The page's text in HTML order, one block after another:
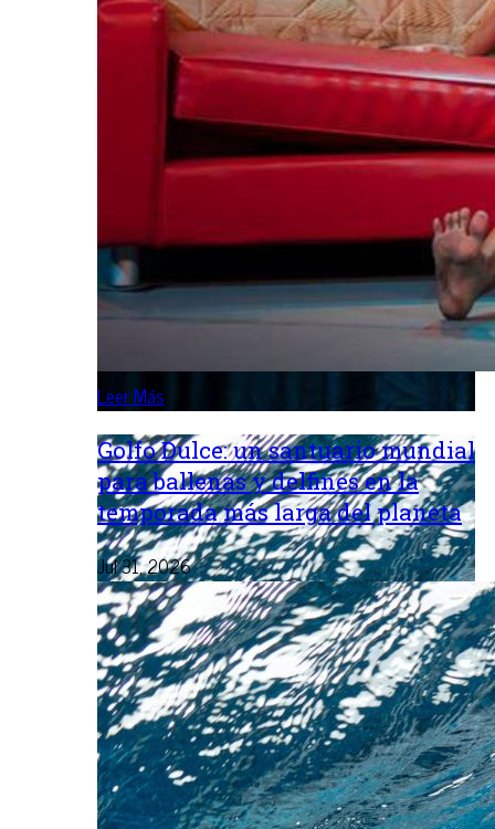
Leer Más
Golfo Dulce: un santuario mundial
para ballenas y delfines en la
temporada más larga del planeta
Jul 31, 2026